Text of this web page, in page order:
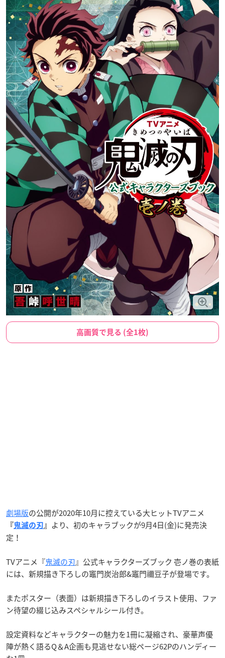
高画質で見る (全1枚)
劇場版の公開が2020年10月に控えている大ヒットTVアニメ
『鬼滅の刃 』
より、初のキャラブックが9月4日(金)に発売決
定！
TVアニメ『鬼滅の刃』公式キャラクターズブック 壱ノ巻の表紙
には、新規描き下ろしの竈門炭治郎&竈門禰豆子が登場です。
またポスター（表面）は新規描き下ろしのイラスト使用、ファ
ン待望の綴じ込みスペシャルシール付き。
設定資料などキャラクターの魅力を1冊に凝縮され、豪華声優
陣が熱く語るQ＆A企画も見逃せない総ページ62Pのハンディー